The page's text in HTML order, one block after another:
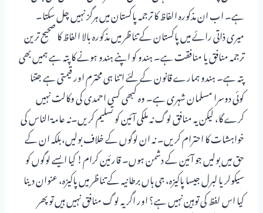
ہے۔ اب ان مذکورہ الفاظ کا ترجمہ پاکستان میں ہرگز نہیں چل سکتا۔
میری ذاتی رائے میں پاکستان کے تناظر میں مذکورہ بالا الفاظ کا صحیح ترین
ترجمہ منافق یا منافقت ہے۔ ہندو کو اپنے ہندو ہونے کا پتہ ہے ہمیں بھی
پتہ ہے۔ ہندو ہمارے قانون کے لئے اتنا ہی محترم اور قیمتی ہے جتنا
کوئی دوسرا مسلمان شہری ہے۔ وہ کبھی کسی احمدی کی وکالت نہیں
کرے گا، لیکن یہ منافق لوگ نہ ملکی آئین کو تسلیم کریں۔نہ عامۃ الناس کی
خواہشات کا احترام کریں۔ نہ ان لوگوں کے خلاف بولیں،بلکہ ان کے
حق میں بولیں جو آئین کے دشمن ہوں۔ قارئین کرام! کیا ایسے لوگوں کو
سیکولر یا لبرل جیسا پاکیزہ، جی ہاں برطانیہ کے تناظر میں پاکیزہ، عنوان دینا
کیا اس لفظ کی توہین نہیں ہے؟ اور اگر یہ لوگ منافق نہیں ہیں تو پھر